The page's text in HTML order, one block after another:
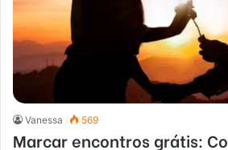
Vanessa 569
Marcar encontros grátis: